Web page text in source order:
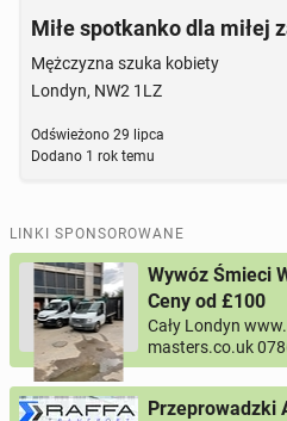
Miłe spotkanko dla miłej
Mężczyzna szuka kobiety
Londyn, NW2 1LZ
Odświeżono 29 lipca
Dodano 1 rok temu
LINKI SPONSOROWANE
Wywóz Śmieci
Ceny od £100
Cały Londyn
masters.co.uk
Przeprowadzki